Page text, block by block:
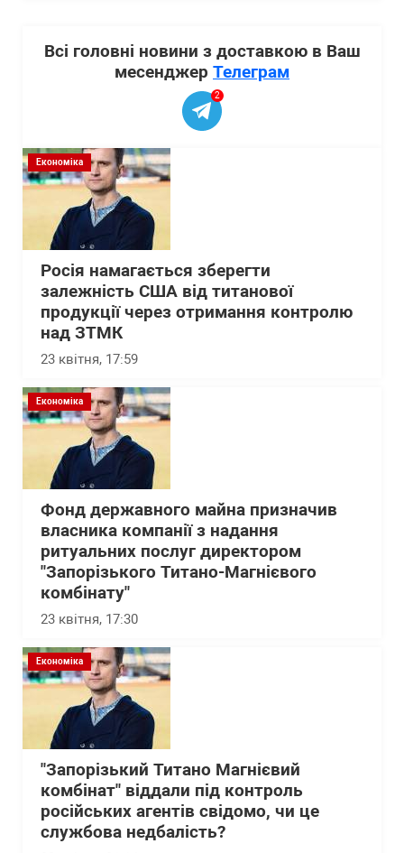
Всі головні новини з доставкою в Ваш
месенджер Телеграм
2
Економіка
Росія намагається зберегти
залежність США від титанової
продукції через отримання контролю
над ЗТМК
23 квітня, 17:59
Економіка
Фонд державного майна призначив
власника компанії з надання
ритуальних послуг директором
"Запорізького Титано-Магнієвого
комбінату"
23 квітня, 17:30
Економіка
"Запорізький Титано Магнієвий
комбінат" віддали під контроль
російських агентів свідомо, чи це
службова недбалість?